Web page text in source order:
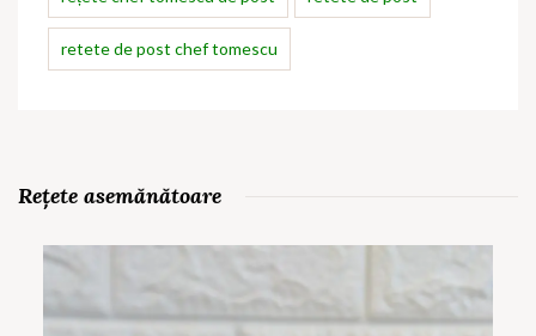
retete de post chef tomescu
Rețete asemănătoare